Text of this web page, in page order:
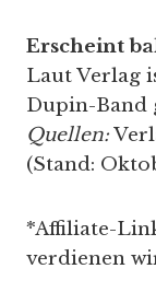
Erscheint
Laut Verlag
Dupin-Band
Quellen:
(Stand:
*Affiliate-
verdienen